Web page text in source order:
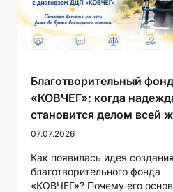
Благотворительный фонд
«КОВЧЕГ»: когда
становится делом всей
07.07.2026
Как появилась идея создания
благотворительного фонда
«КОВЧЕГ»? Почему его